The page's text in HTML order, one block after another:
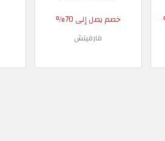
خصم يصل إلى 70%
فارفيتش